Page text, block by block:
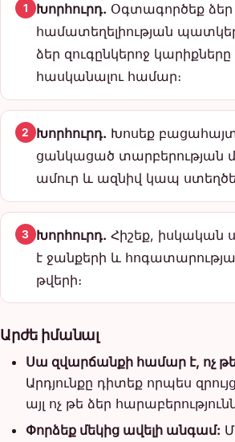
1 Խորհուրդ. Օգտագործեք ձեր
համատեղելիության
ձեր զուգընկերոջ կարիքները
հասկանալու համար։
2 Խորհուրդ. Խոսեք
ցանկացած տարբերության
ամուր և ազնիվ կապ
3 Խորհուրդ. Հիշեք, իսկական
է ջանքերի և
թվերի։
Արժե իմանալ
Սա զվարճանքի համար է, ոչ
Արդյունքը դիտեք որպես
այլ ոչ թե ձեր
Փորձեք մեկից ավելի անգամ: